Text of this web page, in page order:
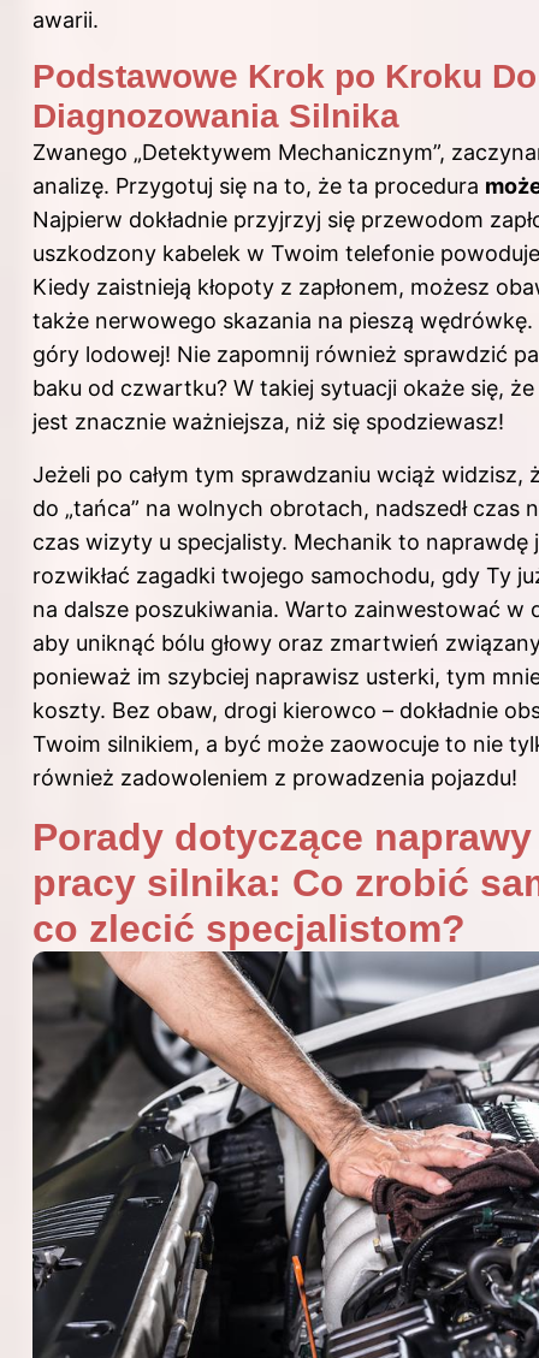
awarii.
Podstawowe Krok po Kroku Do
Diagnozowania Silnika
Zwanego „Detektywem Mechanicznym”,
analizę. Przygotuj się na to, że ta procedura
Najpierw dokładnie przyjrzyj się przewodom
uszkodzony kabelek w Twoim telefonie
Kiedy zaistnieją kłopoty z zapłonem, możesz
także nerwowego skazania na pieszą
góry lodowej! Nie zapomnij również sprawdzić
baku od czwartku? W takiej sytuacji okaże się,
jest znacznie ważniejsza, niż się spodziewasz!
Jeżeli po całym tym sprawdzaniu wciąż widzisz,
do „tańca” na wolnych obrotach, nadszedł czas
czas wizyty u specjalisty. Mechanik to naprawdę
rozwikłać zagadki twojego samochodu, gdy Ty
na dalsze poszukiwania. Warto zainwestować w
aby uniknąć bólu głowy oraz zmartwień
ponieważ im szybciej naprawisz usterki, tym
koszty. Bez obaw, drogi kierowco – dokładnie
Twoim silnikiem, a być może zaowocuje to nie
również zadowoleniem z prowadzenia pojazdu!
Porady dotyczące
pracy silnika: Co zrobić
co zlecić specjalistom?